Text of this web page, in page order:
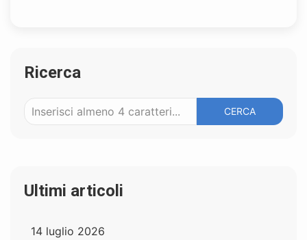
Ricerca
CERCA
Ultimi articoli
14 luglio 2026